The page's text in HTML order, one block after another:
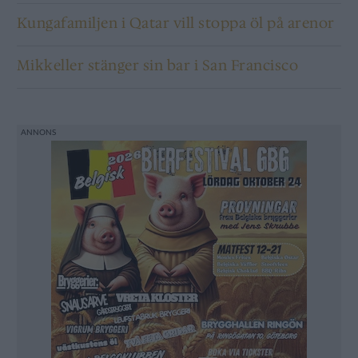
Kungafamiljen i Qatar vill stoppa öl på arenor
Mikkeller stänger sin bar i San Francisco